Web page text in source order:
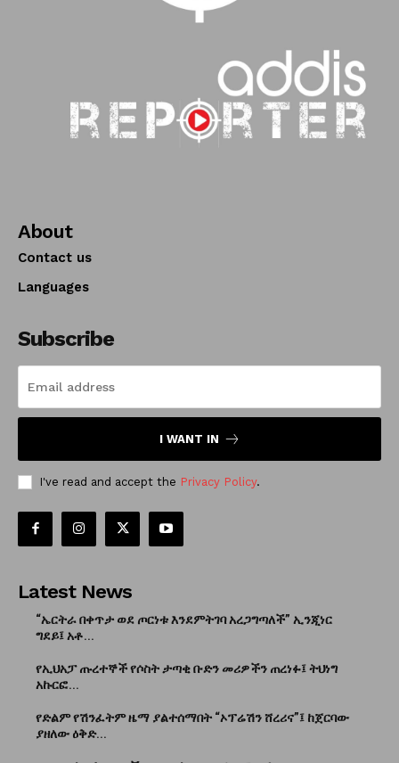
About
Contact us
Languages
Subscribe
I WANT IN
I've read and accept the Privacy Policy.
Latest News
“ኤርትራ በቀጥታ ወደ ጦርነቱ እንደምትገባ አረጋግጣለች” ኢንጂነር
ግደይ፤ አቶ...
የኢህአፓ ጡረተኞች የሶስት ታጣቂ ቡድን መሪዎችን ጠረነፉ፤ ትህነግ
አኩርፎ...
የድልም የሽንፈትም ዜማ ያልተሰማበት “ኦፕሬሽን ሸረሪና”፤ ከጀርባው
ያዘለው ዕቅድ...